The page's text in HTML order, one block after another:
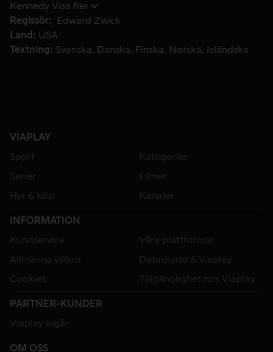
Kennedy Visa fler
Regissör
Edward Zwick
Land
USA
Textning
Svenska Danska Finska Norska Isländska
VIAPLAY
Sport
Kategorier
Serier
Filmer
Hyr & köp
Kanaler
INFORMATION
Kundservice
Våra plattformar
Allmänna villkor
Dataskydd & Viaplay
Cookies
Tillgänglighet hos Viaplay
PARTNER-KUNDER
Viaplay ingår
OM OSS